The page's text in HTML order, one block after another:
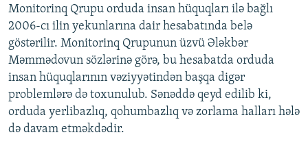
Monitorinq Qrupu orduda insan hüquqları ilə bağlı
2006-cı ilin yekunlarına dair hesabatında belə
göstərilir. Monitorinq Qrupunun üzvü Ələkbər
Məmmədovun sözlərinə görə, bu hesabatda orduda
insan hüquqlarının vəziyyətindən başqa digər
problemlərə də toxunulub. Sənəddə qeyd edilib ki,
orduda yerlibazlıq, qohumbazlıq və zorlama halları hələ
də davam etməkdədir.